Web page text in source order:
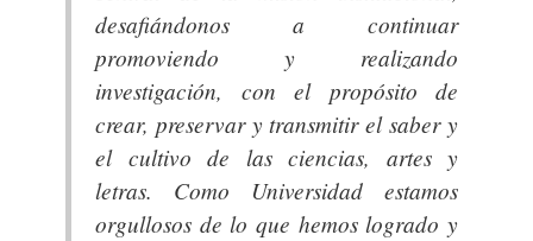
desafiándonos a continuar
promoviendo y realizando
investigación, con el propósito de
crear, preservar y transmitir el saber y
el cultivo de las ciencias, artes y
letras. Como Universidad estamos
orgullosos de lo que hemos logrado y